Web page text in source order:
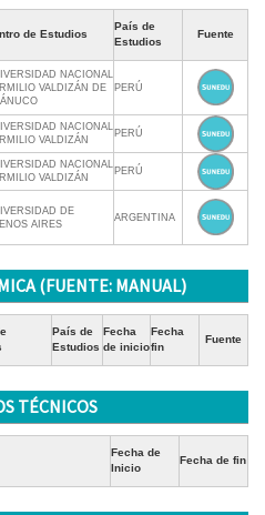
de Estudios
País de
Estudios
Fuente
NACIONAL
VALDIZÁN DE
PERÚ
NACIONAL
VALDIZÁN
PERÚ
NACIONAL
VALDIZÁN
PERÚ
DE
AIRES
ARGENTINA
(FUENTE: MANUAL)
País de
Estudios
Fecha
de inicio
Fecha
fin
Fuente
TÉCNICOS
Fecha de
Inicio
Fecha de fin